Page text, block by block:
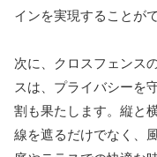
インを実現することが
次に、クロスフェンス
スは、プライバシーを
割も果たします。縦と
線を遮るだけでなく、